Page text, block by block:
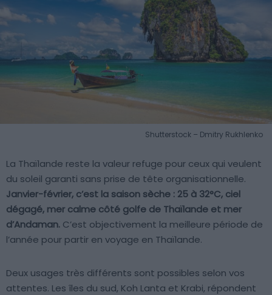
Shutterstock – Dmitry Rukhlenko
La Thaïlande reste la valeur refuge pour ceux qui veulent
du soleil garanti sans prise de tête organisationnelle.
Janvier-février, c’est la saison sèche : 25 à 32°C, ciel
dégagé, mer calme côté golfe de Thaïlande et mer
d’Andaman. C’est objectivement la meilleure période de
l’année pour partir en voyage en Thaïlande.
Deux usages très différents sont possibles selon vos
attentes. Les îles du sud, Koh Lanta et Krabi, répondent